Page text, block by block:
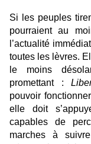
Si les peuples
pourraient au
l’actualité
toutes les lèvres.
le moins
promettant :
pouvoir
elle doit
capables de
marches à